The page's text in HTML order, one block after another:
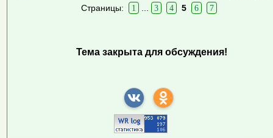
Страницы:
1 3 4 5 6 7
Тема закрыта для обсуждения!